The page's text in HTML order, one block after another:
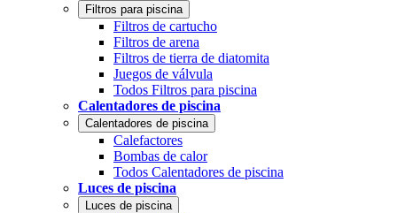
Filtros para piscina
Filtros de cartucho
Filtros de arena
Filtros de tierra de diatomita
Juegos de válvula
Todos Filtros para piscina
Calentadores de piscina
Calentadores de piscina
Calefactores
Bombas de calor
Todos Calentadores de piscina
Luces de piscina
Luces de piscina